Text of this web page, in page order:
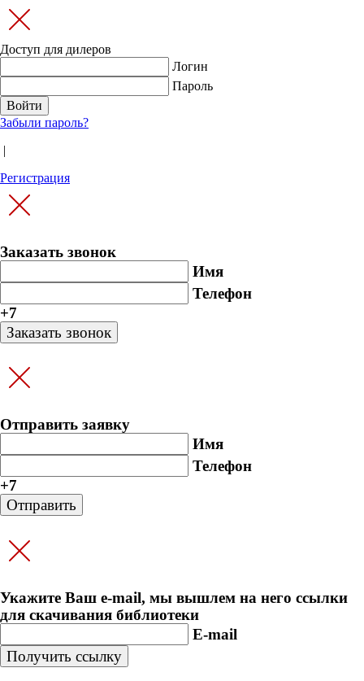
Доступ для дилеров
Логин
Пароль
Забыли пароль?
|
Регистрация
Заказать звонок
Имя
Телефон
+7
Отправить заявку
Имя
Телефон
+7
Укажите Ваш e-mail, мы вышлем на него ссылки
для скачивания библиотеки
E-mail